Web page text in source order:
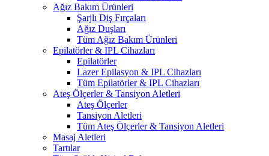
Ağız Bakım Ürünleri
Şarjlı Diş Fırçaları
Ağız Duşları
Tüm Ağız Bakım Ürünleri
Epilatörler & IPL Cihazları
Epilatörler
Lazer Epilasyon & IPL Cihazları
Tüm Epilatörler & IPL Cihazları
Ateş Ölçerler & Tansiyon Aletleri
Ateş Ölçerler
Tansiyon Aletleri
Tüm Ateş Ölçerler & Tansiyon Aletleri
Masaj Aletleri
Tartılar